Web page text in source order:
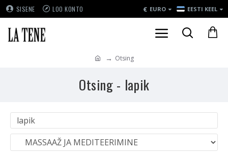
SISENE LOO KONTO € EURO EESTI KEEL
Otsing
Otsing - lapik